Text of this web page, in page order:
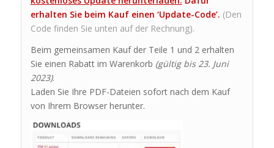
erhalten Sie beim Kauf einen ‘Update-Code’. (Den
Code finden Sie unten auf der Rechnung).
Beim gemeinsamen Kauf der Teile 1 und 2 erhalten
Sie einen Rabatt im Warenkorb (gültig bis 23. Juni
2023).
Laden Sie Ihre PDF-Dateien sofort nach dem Kauf
von Ihrem Browser herunter.